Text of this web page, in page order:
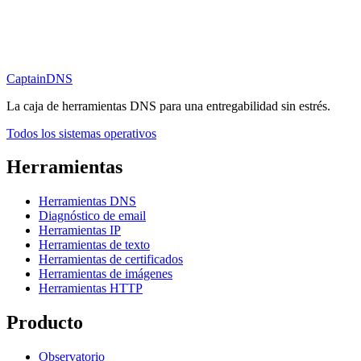
CaptainDNS
La caja de herramientas DNS para una entregabilidad sin estrés.
Todos los sistemas operativos
Herramientas
Herramientas DNS
Diagnóstico de email
Herramientas IP
Herramientas de texto
Herramientas de certificados
Herramientas de imágenes
Herramientas HTTP
Producto
Observatorio